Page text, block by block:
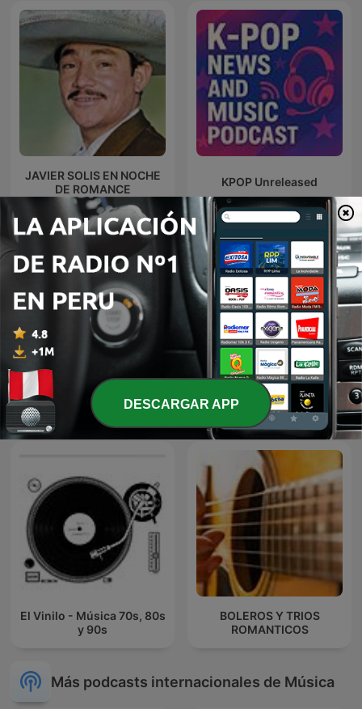
JAVIER SOLIS EN NOCHE
DE ROMANCE
KPOP Unreleased
Dj PELIGRO - Full
Discoteca
BOLEROS EN VOCES
SALSERAS
El Vinilo - Música 70s, 80s
y 90s
BOLEROS Y TRIOS
ROMANTICOS
Más podcasts internacionales de Música
DESCARGAR APP